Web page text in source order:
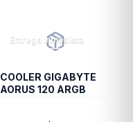
Entrega inmediata
COOLER GIGABYTE
AORUS 120 ARGB